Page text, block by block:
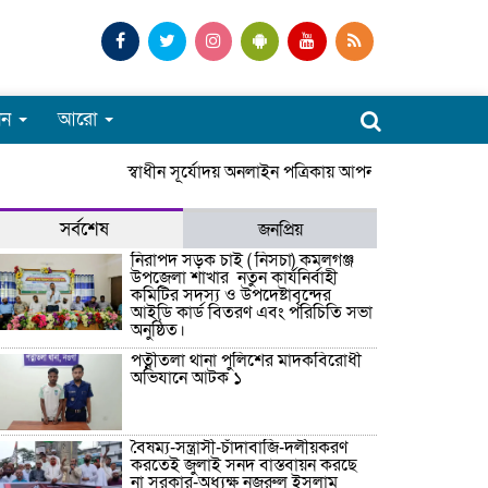
আরো
স্বাধীন সূর্যোদয় অনলাইন পত্রিকায় আপনাকে স্বাগতম।
সর্বশেষ
জনপ্রিয়
নিরাপদ সড়ক চাই ( নিসচা) কমলগঞ্জ
উপজেলা শাখার নতুন কার্যনির্বাহী
কমিটির সদস্য ও উপদেষ্টাবৃন্দের
আইডি কার্ড বিতরণ এবং পরিচিতি সভা
অনুষ্ঠিত।
পত্নীতলা থানা পুলিশের মাদকবিরোধী
অভিযানে আটক ১
বৈষম্য-সন্ত্রাসী-চাঁদাবাজি-দলীয়করণ
করতেই জুলাই সনদ বাস্তবায়ন করছে
না সরকার-অধ্যক্ষ নজরুল ইসলাম